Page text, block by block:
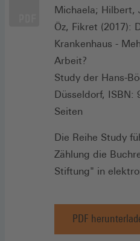
Michaela; Hilbert,
Öz, Fikret (2017):
Krankenhaus -
Arbeit?
Study der Hans-
Düsseldorf, ISBN:
Seiten
Die Reihe Study
Zählung die
Stiftung" in
PDF